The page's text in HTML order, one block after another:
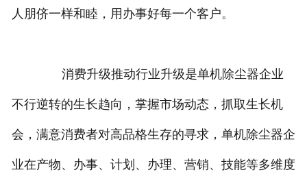
人朋侪一样和睦，用办事好每一个客户。
消费升级推动行业升级是单机除尘器企业
不行逆转的生长趋向，掌握市场动态，抓取生长机
会，满意消费者对高品格生存的寻求，单机除尘器企
业在产物、办事、计划、办理、营销、技能等多维度